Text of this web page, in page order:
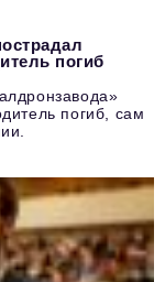
погиб
погиб, сам